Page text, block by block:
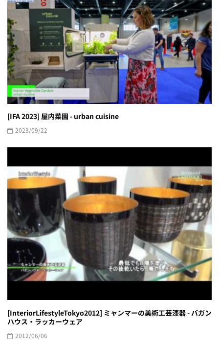
[IFA 2023] 屋内菜園 - urban cuisine
2023/09/22
[InteriorLifestyleTokyo2012] ミャンマーの美術工芸漆器 - バガン
ハウス・ラッカーウェア
2012/06/06